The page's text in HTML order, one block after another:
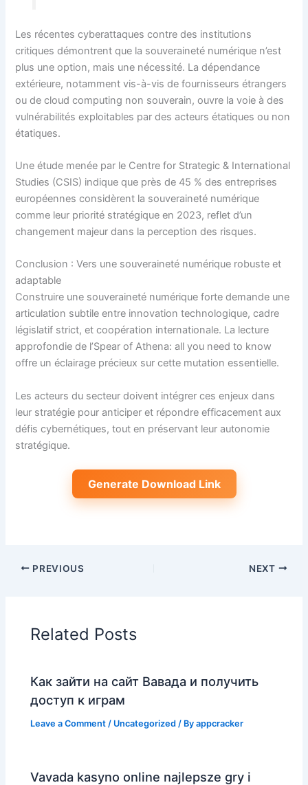
Les récentes cyberattaques contre des institutions
critiques démontrent que la souveraineté numérique n’est
plus une option, mais une nécessité. La dépendance
extérieure, notamment vis-à-vis de fournisseurs étrangers
ou de cloud computing non souverain, ouvre la voie à des
vulnérabilités exploitables par des acteurs étatiques ou non
étatiques.
Une étude menée par le Centre for Strategic & International
Studies (CSIS) indique que près de 45 % des entreprises
européennes considèrent la souveraineté numérique
comme leur priorité stratégique en 2023, reflet d’un
changement majeur dans la perception des risques.
Conclusion : Vers une souveraineté numérique robuste et
adaptable
Construire une souveraineté numérique forte demande une
articulation subtile entre innovation technologique, cadre
législatif strict, et coopération internationale. La lecture
approfondie de l’Spear of Athena: all you need to know
offre un éclairage précieux sur cette mutation essentielle.
Les acteurs du secteur doivent intégrer ces enjeux dans
leur stratégie pour anticiper et répondre efficacement aux
défis cybernétiques, tout en préservant leur autonomie
stratégique.
Generate Download Link
PREVIOUS NEXT
Related Posts
Как зайти на сайт Вавада и получить
доступ к играм
Leave a Comment / Uncategorized / Byappcracker
Vavada kasyno online najlepsze gry i